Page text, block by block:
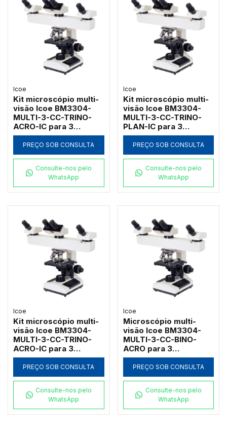
Icoe
Kit microscópio multi-
visão Icoe BM3304-
MULTI-3-CC-TRINO-
ACRO-IC para 3
observadores com
cabeçote binocular e
objetivas
PREÇO SOB CONSULTA
Consulte-nos pelo
WhatsApp
Icoe
Kit microscópio multi-
visão Icoe BM3304-
MULTI-3-CC-TRINO-
PLAN-IC para 3
observadores com
cabeçote trinocular e
objetivas
PREÇO SOB CONSULTA
Consulte-nos pelo
WhatsApp
Icoe
Kit microscópio multi-
visão Icoe BM3304-
MULTI-3-CC-TRINO-
ACRO-IC para 3
observadores com
cabeçote trinocular e
objetivas acromáticas
PREÇO SOB CONSULTA
Consulte-nos pelo
WhatsApp
Icoe
Microscópio multi-
visão Icoe BM3304-
MULTI-3-CC-BINO-
ACRO para 3
observadores com
cabeçote binocular e
objetivas acromáticas
PREÇO SOB CONSULTA
Consulte-nos pelo
WhatsApp